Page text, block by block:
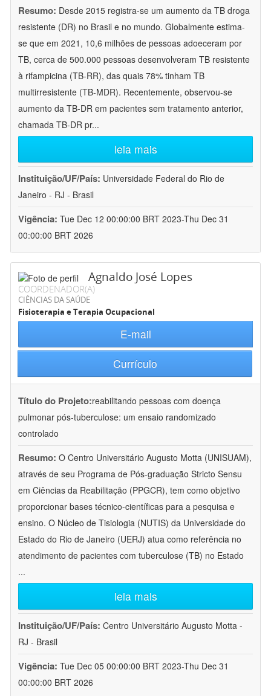
Resumo: Desde 2015 registra-se um aumento da TB droga
resistente (DR) no Brasil e no mundo. Globalmente estima-
se que em 2021, 10,6 milhões de pessoas adoeceram por
TB, cerca de 500.000 pessoas desenvolveram TB resistente
à rifampicina (TB-RR), das quais 78% tinham TB
multirresistente (TB-MDR). Recentemente, observou-se
aumento da TB-DR em pacientes sem tratamento anterior,
chamada TB-DR pr...
leia mais
Instituição/UF/País: Universidade Federal do Rio de
Janeiro - RJ - Brasil
Vigência: Tue Dec 12 00:00:00 BRT 2023-Thu Dec 31
00:00:00 BRT 2026
Agnaldo José Lopes
COORDENADOR(A)
CIÊNCIAS DA SAÚDE
Fisioterapia e Terapia Ocupacional
E-mail
Currículo
Título do Projeto:reabilitando pessoas com doença
pulmonar pós-tuberculose: um ensaio randomizado
controlado
Resumo: O Centro Universitário Augusto Motta (UNISUAM),
através de seu Programa de Pós-graduação Stricto Sensu
em Ciências da Reabilitação (PPGCR), tem como objetivo
proporcionar bases técnico-científicas para a pesquisa e
ensino. O Núcleo de Tisiologia (NUTIS) da Universidade do
Estado do Rio de Janeiro (UERJ) atua como referência no
atendimento de pacientes com tuberculose (TB) no Estado
...
leia mais
Instituição/UF/País: Centro Universitário Augusto Motta -
RJ - Brasil
Vigência: Tue Dec 05 00:00:00 BRT 2023-Thu Dec 31
00:00:00 BRT 2026